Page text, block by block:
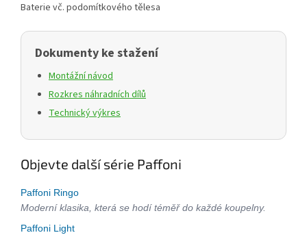
Baterie vč. podomítkového tělesa
Dokumenty ke stažení
Montážní návod
Rozkres náhradních dílů
Technický výkres
Objevte další série Paffoni
Paffoni Ringo
Moderní klasika, která se hodí téměř do každé koupelny.
Paffoni Light